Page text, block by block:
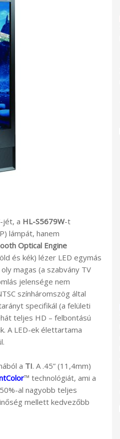
jét, a HL-S5679W-t
lámpát, hanem
Optical Engine
és kék) lézer LED egymás
magas (a szabvány TV
jelensége nem
színháromszög által
specifikál (a felületi
teljes HD – felbontású
A LED-ek élettartama
a TI. A .45” (11,4mm)
™ technológiát, ami a
al nagyobb teljes
mellett kedvezőbb